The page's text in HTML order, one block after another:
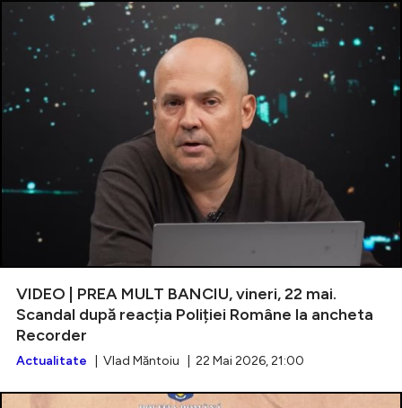
VIDEO | PREA MULT BANCIU, vineri, 22 mai.
Scandal după reacția Poliției Române la ancheta
Recorder
Actualitate | Vlad Măntoiu | 22 Mai 2026, 21:00